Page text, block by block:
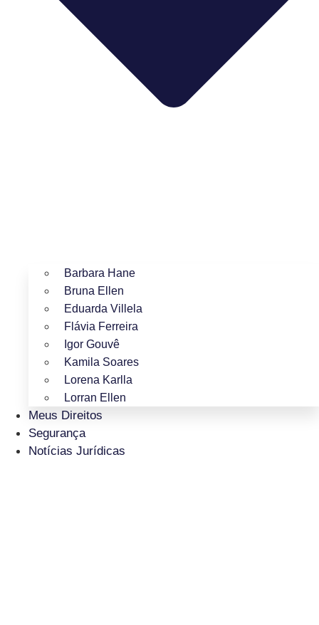
Barbara Hane
Bruna Ellen
Eduarda Villela
Flávia Ferreira
Igor Gouvê
Kamila Soares
Lorena Karlla
Lorran Ellen
Meus Direitos
Segurança
Notícias Jurídicas